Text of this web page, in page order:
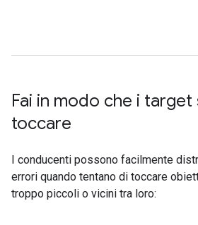
Fai in modo che i target
toccare
I conducenti possono facilmente
errori quando tentano di toccare
troppo piccoli o vicini tra loro: